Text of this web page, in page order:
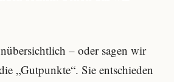
– oder sagen wir
„Gutpunkte“. Sie entschieden